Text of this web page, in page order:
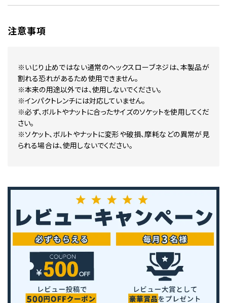
注意事項
※いじり止めではない通常のヘックスローブネジは、本製品が
割れる恐れがあるため使用できません。
※本来の用途以外では、使用しないでください。
※インパクトレンチには対応していません。
※必ず、ボルトやナットに合ったサイズのソケットを使用してくだ
さい。
※ソケット、ボルトやナットに変形や破損、摩耗などの異常が見
られる場合は、使用しないでください。